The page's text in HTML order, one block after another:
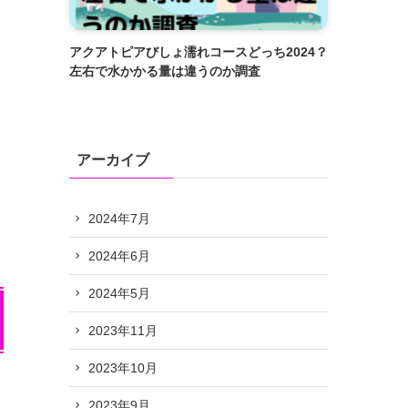
アクアトピアびしょ濡れコースどっち2024？
左右で水かかる量は違うのか調査
アーカイブ
2024年7月
2024年6月
2024年5月
2023年11月
2023年10月